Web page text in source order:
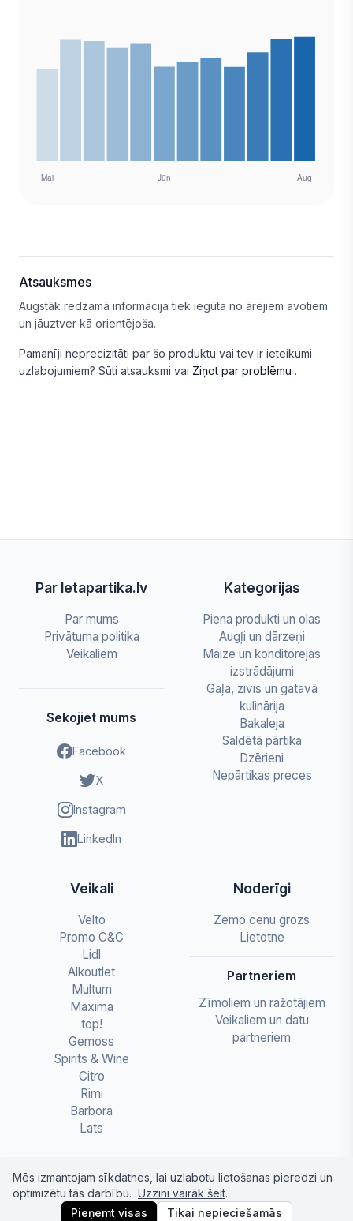
Atsauksmes
Augstāk redzamā informācija tiek iegūta no ārējiem avotiem
un jāuztver kā orientējoša.
Pamanīji neprecizitāti par šo produktu vai tev ir ieteikumi
uzlabojumiem? Sūti atsauksmi vai Ziņot par problēmu .
Par letapartika.lv
Par mums
Privātuma politika
Veikaliem
Sekojiet mums
Facebook
X
Instagram
LinkedIn
Kategorijas
Piena produkti un olas
Augļi un dārzeņi
Maize un konditorejas
izstrādājumi
Gaļa, zivis un gatavā
kulinārija
Bakaleja
Saldētā pārtika
Dzērieni
Nepārtikas preces
Veikali
Velto
Promo C&C
Lidl
Alkoutlet
Multum
Maxima
top!
Gemoss
Spirits & Wine
Citro
Rimi
Barbora
Lats
Noderīgi
Zemo cenu grozs
Lietotne
Partneriem
Zīmoliem un ražotājiem
Veikaliem un datu
partneriem
© 2026 letapartika.lv - Pārtikas cenu salīdzinājumi
Mēs izmantojam sīkdatnes, lai uzlabotu lietošanas pieredzi un
optimizētu tās darbību. Uzzini vairāk šeit.
Pieņemt visas
Tikai nepieciešamās